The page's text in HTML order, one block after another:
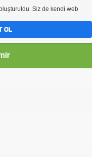
Siz de kendi web
OL